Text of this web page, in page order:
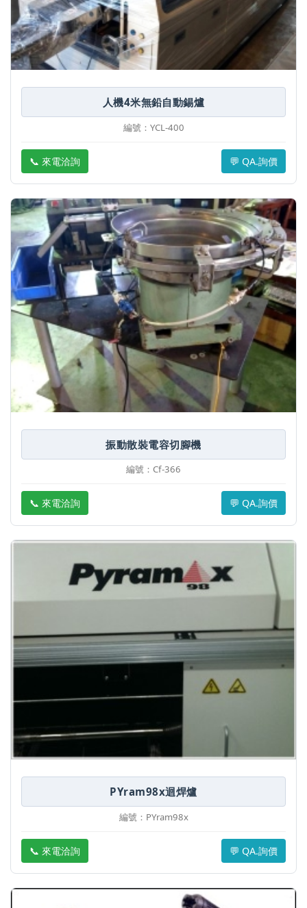
人機4米無鉛自動錫爐
編號：YCL-400
📞 來電洽詢 💬 QA.詢價
振動散裝電容切腳機
編號：Cf-366
📞 來電洽詢 💬 QA.詢價
PYram98x迴焊爐
編號：PYram98x
📞 來電洽詢 💬 QA.詢價